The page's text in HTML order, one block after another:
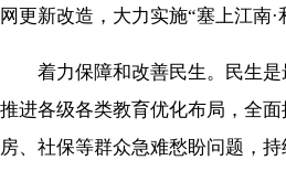
网更新改造，大力实施“塞上江南
着力保障和改善民生。民生是
推进各级各类教育优化布局，全
房、社保等群众急难愁盼问题，